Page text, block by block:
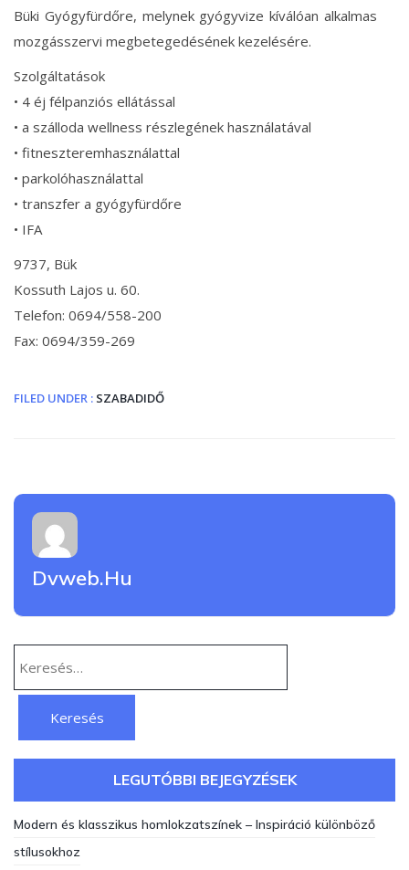
Büki Gyógyfürdőre, melynek gyógyvize kíválóan alkalmas
mozgásszervi megbetegedésének kezelésére.
Szolgáltatások
• 4 éj félpanziós ellátással
• a szálloda wellness részlegének használatával
• fitneszteremhasználattal
• parkolóhasználattal
• transzfer a gyógyfürdőre
• IFA
9737, Bük
Kossuth Lajos u. 60.
Telefon: 0694/558-200
Fax: 0694/359-269
FILED UNDER : SZABADIDŐ
Dvweb.hu
LEGUTÓBBI BEJEGYZÉSEK
Modern és klasszikus homlokzatszínek – Inspiráció különböző
stílusokhoz